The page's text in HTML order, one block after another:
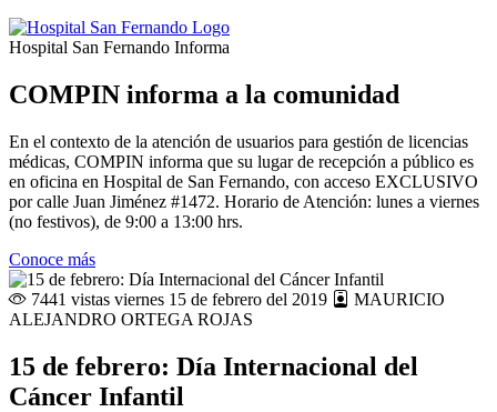
Hospital San Fernando Informa
COMPIN informa a la comunidad
En el contexto de la atención de usuarios para gestión de licencias
médicas, COMPIN informa que su lugar de recepción a público es
en oficina en Hospital de San Fernando, con acceso EXCLUSIVO
por calle Juan Jiménez #1472. Horario de Atención: lunes a viernes
(no festivos), de 9:00 a 13:00 hrs.
Conoce más
7441 vistas viernes 15 de febrero del 2019
MAURICIO
ALEJANDRO ORTEGA ROJAS
15 de febrero: Día Internacional del
Cáncer Infantil